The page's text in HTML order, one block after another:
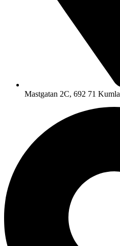
Mastgatan 2C, 692 71 Kumla